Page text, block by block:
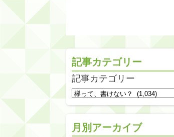
記事カテゴリー
記事カテゴリー
月別アーカイブ